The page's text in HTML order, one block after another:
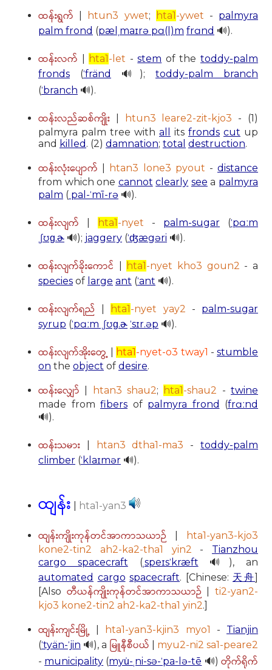
ထန်းရွက် htun3 ywet; hta1-ywet - palmyra
palm frond (pælˌmaɪrə pɑ(l)m frɑnd 🔊).
ထန်းလက် hta1-let -stem of thetoddy-palm
fronds (ˈfränd 🔊); toddy-palm branch
(ˈbranch 🔊).
ထန်းလည်ဆစ်ကျိုး htun3 leare2-zit-kjo3 - (1)
palmyra palm tree with all its fronds cut up
and killed . (2) damnation; total destruction.
ထန်းလုံးပျောက် htan3 lone3 pyout -distance
from which one cannot clearly see a palmyra
palm ( pal-ˈmī-rə 🔊).
ထန်းလျက် hta1-nyet - palm-sugar (ˈpɑːm
ˌʃʊɡ.ɚ 🔊); jaggery (ˈʤægəri 🔊).
ထန်းလျက်ခိုးကောင် hta1-nyet kho3 goun2 - a
species of large ant (ˈant 🔊).
ထန်းလျက်ရည် hta1-nyet yay2 - palm-sugar
syrup (ˈpɑːm ˌʃʊɡ.ɚ ˈsɪr.əp 🔊).
ထန်းလျက်အိုးတွေ့ hta1-nyet-o3 tway1 -stumble
on the object of desire.
ထန်းလျှော် htan3 shau2; hta1-shau2 -twine
made from fibers of palmyra frond (frɑːnd
🔊).
ထန်းသမား htan3 dtha1-ma3 -toddy-palm
climber (ˈklaɪmər 🔊).
ထျန်း hta1-yan3
ထျန်းကျိုးကုန်တင်အာကာသယာဉ်
hta1-yan3-kjo3
kone2-tin2 ah2-ka2-tha1 yin2 - Tianzhou
cargo spacecraft (ˌspeɪsˈkræft 🔊), an
automated cargo spacecraft. [Chinese: 天舟]
[Also တီယန်ကျိုးကုန်တင်အာကာသယာဉ် |ti2-yan2-
kjo3 kone2-tin2 ah2-ka2-tha1 yin2.]
ထျန်းကျင်းမြို့ hta1-yan3-kjin3 myo1 - Tianjin
(ˈtyän-ˈjin 🔊), a မြူနီစီပယ်
myu2-ni2 sa1-peare2
- municipality (myu̇-ˌni-sə-ˈpa-lə-tē 🔊)တိုက်ရိုက်